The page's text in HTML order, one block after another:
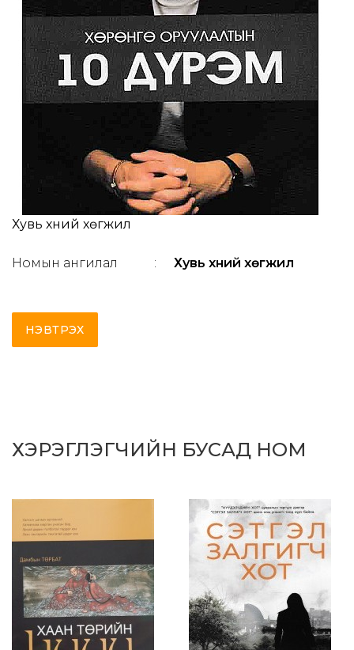
Хувь хүний хөгжил
Номын ангилал : Хувь хүний хөгжил
НЭВТРЭХ
ХЭРЭГЛЭГЧИЙН БУСАД НОМ